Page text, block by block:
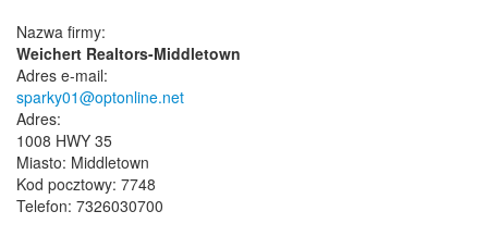
Nazwa firmy:
Weichert Realtors-Middletown
Adres e-mail:
sparky01@optonline.net
Adres:
1008 HWY 35
Miasto: Middletown
Kod pocztowy: 7748
Telefon: 7326030700